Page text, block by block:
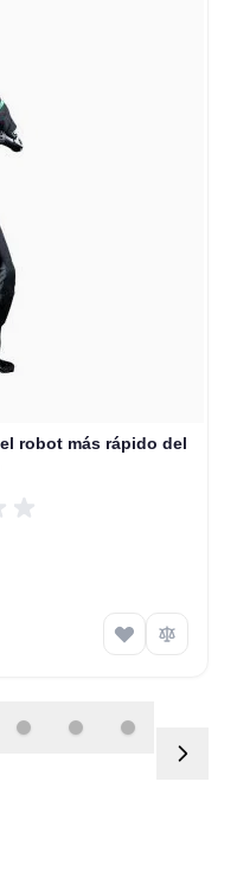
robot más rápido del